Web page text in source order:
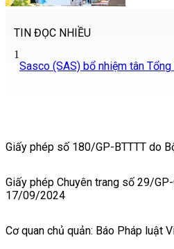
TIN ĐỌC NHIỀU
1
Sasco (SAS) bổ nhiệm tân
Giấy phép số 180/GP-BTTTT do
Giấy phép Chuyên trang số 29/
17/09/2024
Cơ quan chủ quản: Báo Pháp luật